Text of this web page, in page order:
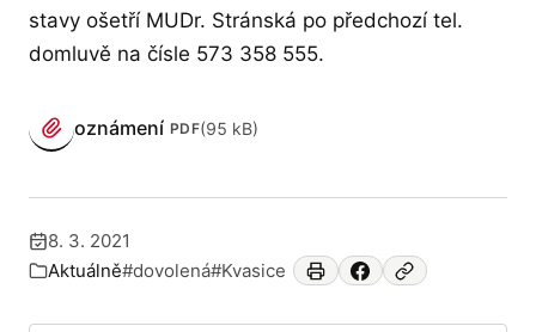
stavy ošetří MUDr. Stránská po předchozí tel.
domluvě na čísle 573 358 555.
oznámení PDF(95 kB)
(otevře se v novém panelu)
Publikováno:
8. 3. 2021
Zařazeno v:
Aktuálně#dovolená#Kvasice